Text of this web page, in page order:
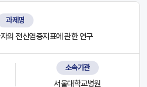
과제명
의 전신염증지표에 관한 연구
소속기관
서울대학교병원